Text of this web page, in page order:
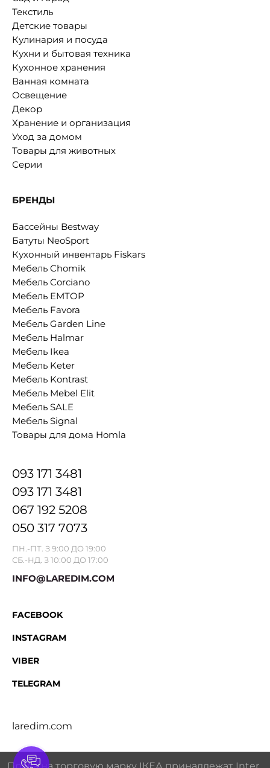
Текстиль
Детские товары
Кулинария и посуда
Кухни и бытовая техника
Кухонное хранения
Ванная комната
Освещение
Декор
Хранение и организация
Уход за домом
Товары для животных
Серии
БРЕНДЫ
Бассейны Bestway
Батуты NeoSport
Кухонный инвентарь Fiskars
Мебель Chomik
Мебель Corciano
Мебель EMTOP
Мебель Favora
Мебель Garden Line
Мебель Halmar
Мебель Ikea
Мебель Keter
Мебель Kontrast
Мебель Mebel Elit
Мебель SALE
Мебель Signal
Товары для дома Homla
093 171 3481
093 171 3481
067 192 5208
050 317 7073
ПН.-ПТ. З 9:00 ДО 19:00
СБ.-НД. З 10:00 ДО 17:00
INFO@LAREDIM.COM
FACEBOOK
INSTAGRAM
VIBER
TELEGRAM
laredim.com